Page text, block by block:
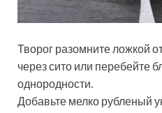
Творог разомните ложкой
через сито или перебейте
однородности.
Добавьте мелко рубленый